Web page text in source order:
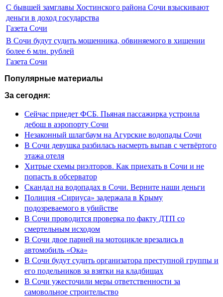
С бывшей замглавы Хостинского района Сочи взыскивают
деньги в доход государства
Газета Сочи
В Сочи будут судить мошенника, обвиняемого в хищении
более 6 млн. рублей
Газета Сочи
Популярные материалы
За сегодня:
Сейчас приедет ФСБ. Пьяная пассажирка устроила
дебош в аэропорту Сочи
Незаконный шлагбаум на Агурские водопады Сочи
В Сочи девушка разбилась насмерть выпав с четвёртого
этажа отеля
Хитрые схемы риэлторов. Как приехать в Сочи и не
попасть в обсерватор
Скандал на водопадах в Сочи. Верните наши деньги
Полиция «Сириуса» задержала в Крыму
подозреваемого в убийстве
В Сочи проводится проверка по факту ДТП со
смертельным исходом
В Сочи двое парней на мотоцикле врезались в
автомобиль «Ока»
В Сочи будут судить организатора преступной группы и
его подельников за взятки на кладбищах
В Сочи ужесточили меры ответственности за
самовольное строительство